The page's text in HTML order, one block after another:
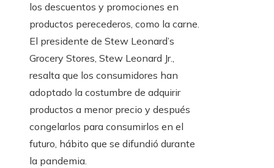
los descuentos y promociones en
productos perecederos, como la carne.
El presidente de Stew Leonard’s
Grocery Stores, Stew Leonard Jr.,
resalta que los consumidores han
adoptado la costumbre de adquirir
productos a menor precio y después
congelarlos para consumirlos en el
futuro, hábito que se difundió durante
la pandemia.